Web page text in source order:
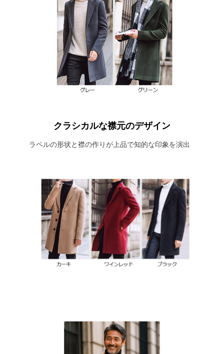
クラシカルな襟元のデザイン
ラペルの形状と襟の作りが上品で知的な印象を演出